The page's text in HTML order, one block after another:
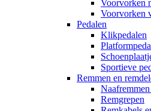
Voorvorken
Voorvorken
Pedalen
Klikpedalen
Sportieve
Remmen en
Remgrepen